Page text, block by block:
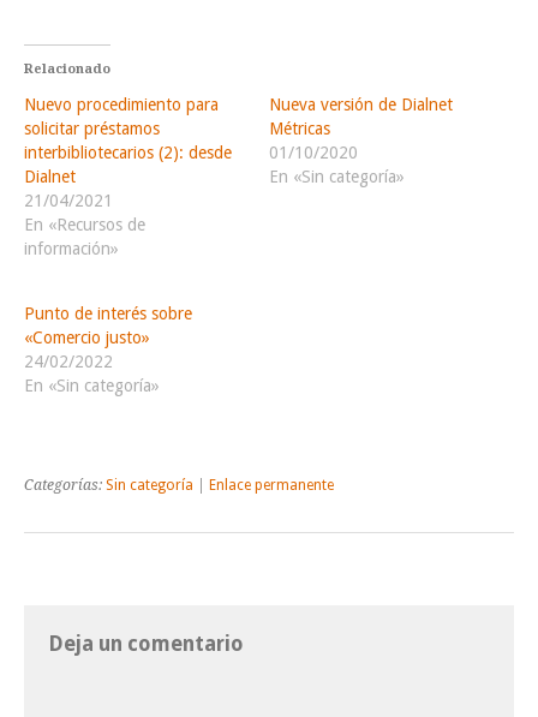
Relacionado
Nuevo procedimiento para
solicitar préstamos
interbibliotecarios (2): desde
Dialnet
21/04/2021
En «Recursos de
información»
Nueva versión de Dialnet
Métricas
01/10/2020
En «Sin categoría»
Punto de interés sobre
«Comercio justo»
24/02/2022
En «Sin categoría»
Categorías: Sin categoría Enlace permanente
Deja un comentario